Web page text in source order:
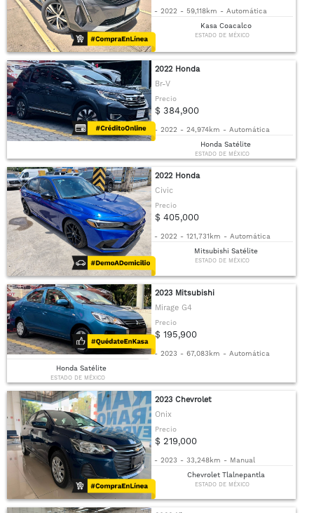
- 2022 - 59,118km - Automática
Kasa Coacalco
ESTADO DE MÉXICO
2022 Honda
Br-V
Precio
$ 384,900
- 2022 - 24,974km - Automática
Honda Satélite
ESTADO DE MÉXICO
2022 Honda
Civic
Precio
$ 405,000
- 2022 - 121,731km - Automática
Mitsubishi Satélite
ESTADO DE MÉXICO
2023 Mitsubishi
Mirage G4
Precio
$ 195,900
- 2023 - 67,083km - Automática
Honda Satélite
ESTADO DE MÉXICO
2023 Chevrolet
Onix
Precio
$ 219,000
- 2023 - 33,248km - Manual
Chevrolet Tlalnepantla
ESTADO DE MÉXICO